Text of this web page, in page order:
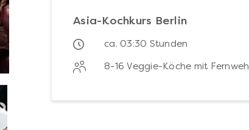
Asia-Kochkurs Berlin
ca. 03:30 Stunden
8-16 Veggie-Köche mit Fernweh